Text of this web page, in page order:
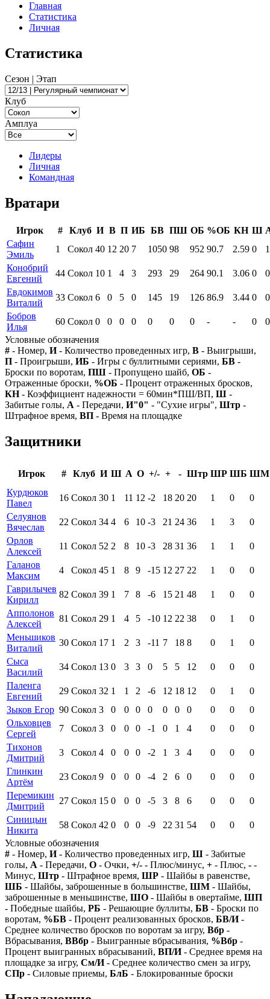
Главная
Статистика
Личная
Статистика
Сезон | Этап
Клуб
Амплуа
Лидеры
Личная
Командная
Вратари
Игрок # Клуб И В П ИБ БВ ПШ ОБ %ОБ КН Ш
Сафин
Эмиль
1 Сокол 40 12 20 7 1050 98 952 90.7 2.59 0
1
Конобрий
Евгений
44 Сокол 10 1 4 3 293 29 264 90.1 3.06 0
0
Евдокимов
Виталий
33 Сокол 6 0 5 0 145 19 126 86.9 3.44 0
0
Бобров
Илья
60 Сокол 0 0 0 0 0 0 0 - - 0
0
Условные обозначения
# - Номер, И- Количество проведенных игр, В - Выигрыши,
П - Проигрыши, ИБ - Игры с буллитными сериями, БВ -
Броски по воротам, ПШ - Пропущено шайб, ОБ -
Отраженные броски, %ОБ - Процент отраженных бросков,
КН- Коэффициент надежности = 60мин*ПШ/ВП, Ш -
Забитые голы, А - Передачи, И"0" - "Сухие игры", Штр -
Штрафное время, ВП - Время на площадке
Защитники
Игрок # Клуб И Ш А О +/- + - Штр ШР ШБ ШМ
Курдюков
Павел
16 Сокол 30 1 11 12 -2 18 20 20 1 0
0
Селуянов
Вячеслав
22 Сокол 34 4 6 10 -3 21 24 36 1 3
0
Орлов
Алексей
11 Сокол 52 2 8 10 -3 28 31 36 1 1
0
Галанов
Максим
4 Сокол 45 1 8 9 -15 12 27 22 1 0
0
Гаврилычев
Кирилл
82 Сокол 39 1 7 8 -6 15 21 48 1 0
0
Апполонов
Алексей
81 Сокол 29 1 4 5 -10 12 22 38 0 1
0
Меньшиков
Виталий
30 Сокол 17 1 2 3 -11 7 18 8 0 1
0
Сыса
Василий
34 Сокол 13 0 3 3 0 5 5 12 0 0
0
Паленга
Евгений
29 Сокол 32 1 1 2 -6 12 18 12 0 1
0
Зыков Егор 90 Сокол 3 0 0 0 0 0 0 0 0 0
0
Ольховцев
Сергей
7 Сокол 3 0 0 0 -1 0 1 4 0 0
0
Тихонов
Дмитрий
3 Сокол 4 0 0 0 -2 1 3 4 0 0
0
Глинкин
Артём
23 Сокол 9 0 0 0 -4 2 6 0 0 0
0
Перемикин
Дмитрий
27 Сокол 15 0 0 0 -5 3 8 6 0 0
0
Синицын
Никита
58 Сокол 42 0 0 0 -9 22 31 54 0 0
0
Условные обозначения
# - Номер, И- Количество проведенных игр, Ш - Забитые
голы, А - Передачи, О - Очки, +/- - Плюс/минус, + - Плюс, - -
Минус, Штр - Штрафное время, ШР - Шайбы в равенстве,
ШБ - Шайбы, заброшенные в большинстве, ШМ - Шайбы,
заброшенные в меньшинстве, ШО - Шайбы в овертайме, ШП
- Победные шайбы, РБ - Решающие буллиты, БВ - Броски по
воротам, %БВ - Процент реализованных бросков, БВ/И-
Среднее количество бросков по воротам за игру, Вбр -
Вбрасывания, ВВбр - Выигранные вбрасывания, %Вбр -
Процент выигранных вбрасываний, ВП/И- Среднее время на
площадке за игру, См/И- Среднее количество смен за игру,
СПр - Силовые приемы, БлБ - Блокированные броски